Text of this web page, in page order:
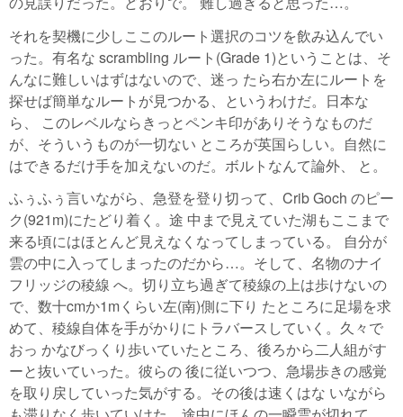
それを契機に少しここのルート選択のコツを飲み込んでい
った。有名な scrambling ルート(Grade 1)ということは、そ
んなに難しいはずはないので、迷っ たら右か左にルートを
探せば簡単なルートが見つかる、というわけだ。日本な
ら、 このレベルならきっとペンキ印がありそうなものだ
が、そういうものが一切ない ところが英国らしい。自然に
はできるだけ手を加えないのだ。ボルトなんて論外、 と。
ふぅふぅ言いながら、急登を登り切って、Crib Goch のピー
ク(921m)にたどり着く。途 中まで見えていた湖もここまで
来る頃にはほとんど見えなくなってしまっている。 自分が
雲の中に入ってしまったのだから…。そして、名物のナイ
フリッジの稜線 へ。切り立ち過ぎて稜線の上は歩けないの
で、数十cmか1mくらい左(南)側に下り たところに足場を求
めて、稜線自体を手がかりにトラバースしていく。久々で
おっ かなびっくり歩いていたところ、後ろから二人組がす
ーと抜いていった。彼らの 後に従いつつ、急場歩きの感覚
を取り戻していった気がする。その後は速くはな いながら